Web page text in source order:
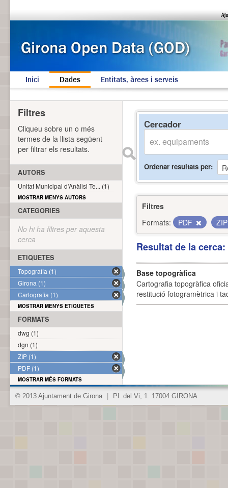
Inici Dades Entitats, àrees i serveis
Cercador
Ordenar resultats per
Filtres
Formats:
PDF
Resultat de la
Base topogràfica
Cartografia topogràfica
restitució fotogramètrica i
Filtres
Cliqueu sobre un o més
termes de la llista següent
per filtrar els resultats.
AUTORS
Unitat Municipal d'Anàlisi Te... (1)
MOSTRAR MENYS AUTORS
CATEGORIES
No hi ha filtres per aquesta
cerca
ETIQUETES
Topografia (1)
Girona (1)
Cartografia (1)
MOSTRAR MENYS ETIQUETES
FORMATS
dwg (1)
dgn (1)
ZIP (1)
PDF (1)
MOSTRAR MÉS FORMATS
© 2013 Ajuntament de Girona Pl. del Vi, 1. 17004 GIRONA